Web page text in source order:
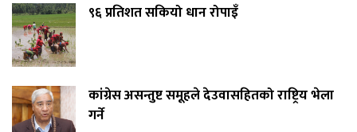
९६ प्रतिशत सकियो धान रोपाइँ
कांग्रेस असन्तुष्ट समूहले देउवासहितको राष्ट्रिय भेला
गर्ने